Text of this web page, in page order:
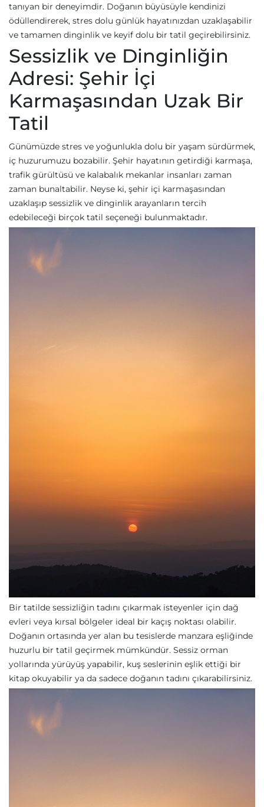
tanıyan bir deneyimdir. Doğanın büyüsüyle kendinizi
ödüllendirerek, stres dolu günlük hayatınızdan uzaklaşabilir
ve tamamen dinginlik ve keyif dolu bir tatil geçirebilirsiniz.
Sessizlik ve Dinginliğin
Adresi: Şehir İçi
Karmaşasından Uzak Bir
Tatil
Günümüzde stres ve yoğunlukla dolu bir yaşam sürdürmek,
iç huzurumuzu bozabilir. Şehir hayatının getirdiği karmaşa,
trafik gürültüsü ve kalabalık mekanlar insanları zaman
zaman bunaltabilir. Neyse ki, şehir içi karmaşasından
uzaklaşıp sessizlik ve dinginlik arayanların tercih
edebileceği birçok tatil seçeneği bulunmaktadır.
Bir tatilde sessizliğin tadını çıkarmak isteyenler için dağ
evleri veya kırsal bölgeler ideal bir kaçış noktası olabilir.
Doğanın ortasında yer alan bu tesislerde manzara eşliğinde
huzurlu bir tatil geçirmek mümkündür. Sessiz orman
yollarında yürüyüş yapabilir, kuş seslerinin eşlik ettiği bir
kitap okuyabilir ya da sadece doğanın tadını çıkarabilirsiniz.